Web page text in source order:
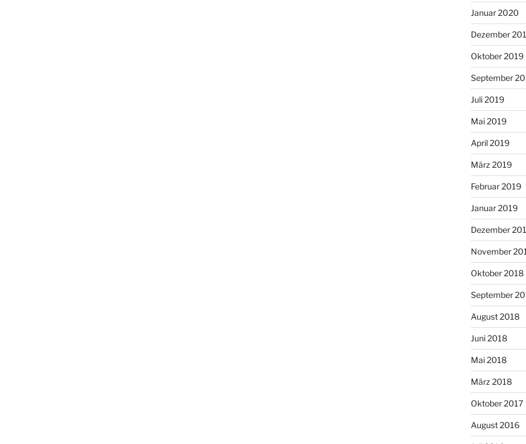
Januar 2020
Dezember
Oktober 2019
September
Juli 2019
Mai 2019
April 2019
März 2019
Februar 2019
Januar 2019
Dezember
November
Oktober 2018
September
August 2018
Juni 2018
Mai 2018
März 2018
Oktober 2017
August 2016